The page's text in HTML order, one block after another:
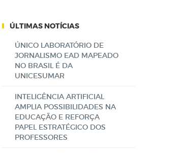
ÚLTIMAS NOTÍCIAS
ÚNICO LABORATÓRIO DE
JORNALISMO EAD MAPEADO
NO BRASIL É DA
UNICESUMAR
INTELIGÊNCIA ARTIFICIAL
AMPLIA POSSIBILIDADES NA
EDUCAÇÃO E REFORÇA
PAPEL ESTRATÉGICO DOS
PROFESSORES